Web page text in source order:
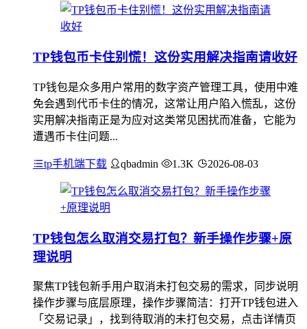
TP钱包币卡住别慌！这份实用解决指南请收好
TP钱包是众多用户常用的数字资产管理工具，使用中难
免会遇到代币卡住的情况，这常让用户陷入慌乱，这份
实用解决指南正是为应对这类常见困扰而准备，它能为
遭遇币卡住问题...
tp手机端下载 qbadmin 1.3K 2026-08-03
TP钱包怎么取消交易打包？新手操作步骤+原
理说明
聚焦TP钱包新手用户取消未打包交易的需求，同步说明
操作步骤与底层原理，操作步骤简洁：打开TP钱包进入
「交易记录」，找到待取消的未打包交易，点击详情页